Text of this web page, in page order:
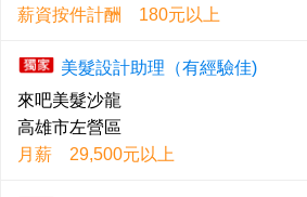
薪資按件計酬 180元以上
美髮設計助理（有經驗佳)
來吧美髮沙龍
高雄市左營區
月薪 29,500元以上